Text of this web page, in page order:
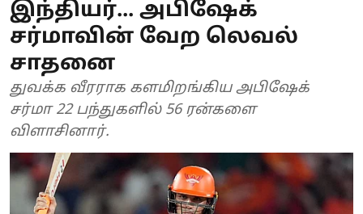
இந்தியர்... அபிஷேக்
சர்மாவின் வேற லெவல்
சாதனை
துவக்க வீரராக களமிறங்கிய அபிஷேக்
சர்மா 22 பந்துகளில் 56 ரன்களை
விளாசினார்.